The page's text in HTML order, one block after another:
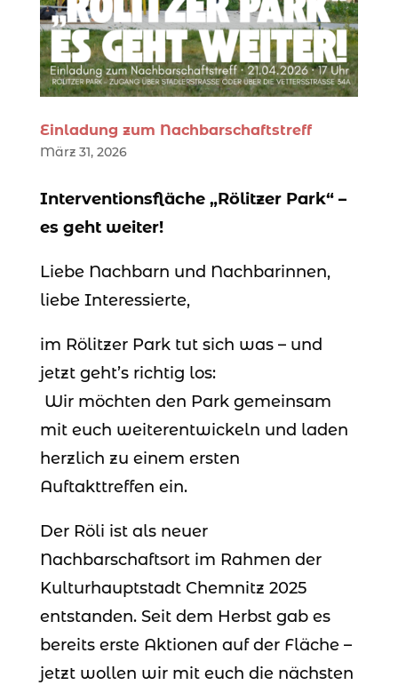
Einladung zum Nachbarschaftstreff
März 31, 2026
Interventionsfläche „Rölitzer Park“ –
es geht weiter!
Liebe Nachbarn und Nachbarinnen,
liebe Interessierte,
im Rölitzer Park tut sich was – und
jetzt geht’s richtig los:
Wir möchten den Park gemeinsam
mit euch weiterentwickeln und laden
herzlich zu einem ersten
Auftakttreffen ein.
Der Röli ist als neuer
Nachbarschaftsort im Rahmen der
Kulturhauptstadt Chemnitz 2025
entstanden. Seit dem Herbst gab es
bereits erste Aktionen auf der Fläche –
jetzt wollen wir mit euch die nächsten